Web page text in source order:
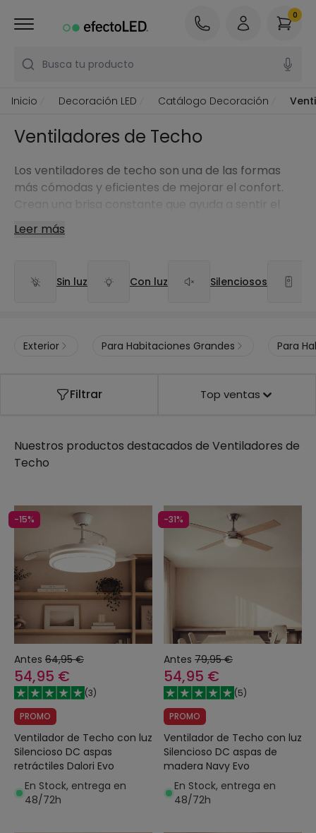
Busca tu producto
0
Inicio Decoración LED Catálogo Decoración
Ventiladores de Techo
Los ventiladores de techo son una de las formas
más cómodas y eficientes de mejorar el confort.
Crean una brisa constante que ayuda a sentir el
ambiente más fresco, favorecen la circulación del
aire y, en muchos casos, también aportan
Leer más
Sin luz Con luz Silenciosos
Exterior Para Habitaciones Grandes Para
Filtrar Top ventas
Nuestros productos destacados de Ventiladores de
Techo
-15%
Antes 64,95 €
54,95 €
(3)
PROMO
Ventilador de Techo con luz
Silencioso DC aspas
retráctiles Dalori Evo
En Stock, entrega en
48/72h
-31%
Antes 79,95 €
54,95 €
(5)
PROMO
Ventilador de Techo con luz
Silencioso DC aspas de
madera Navy Evo
En Stock, entrega en
48/72h